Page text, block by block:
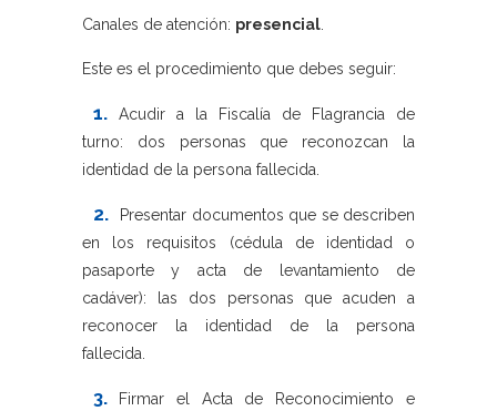
Canales de atención: presencial.
Este es el procedimiento que debes seguir:
1.
Acudir a la Fiscalía de Flagrancia de
turno: dos personas que reconozcan la
identidad de la persona fallecida.
2.
Presentar documentos que se describen
en los requisitos (cédula de identidad o
pasaporte y acta de levantamiento de
cadáver): las dos personas que acuden a
reconocer la identidad de la persona
fallecida.
3.
Firmar el Acta de Reconocimiento e